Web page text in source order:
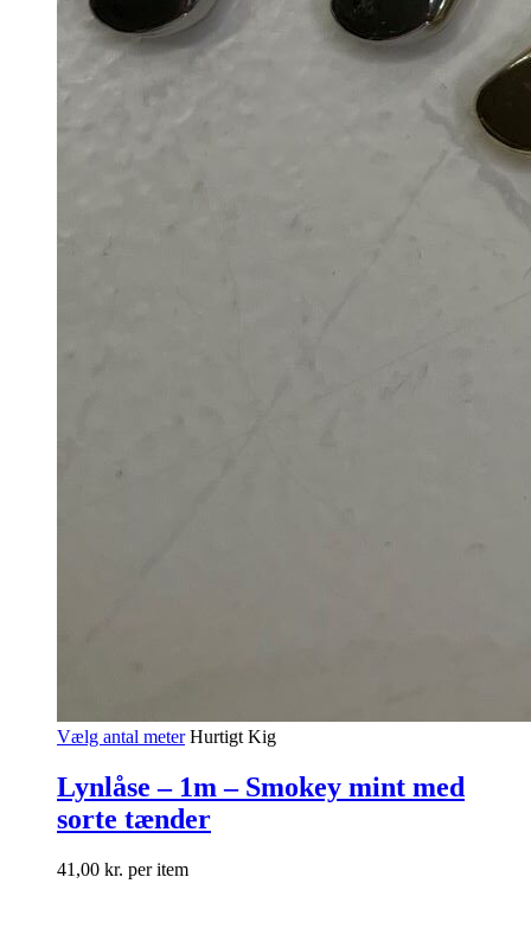
Vælg antal meter Hurtigt Kig
Lynlåse – 1m – Smokey mint med
sorte tænder
41,00 kr. per item